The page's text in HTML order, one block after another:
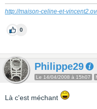
http://maison-celine-et-
0
Philippe29
Le 14/04/2008 à 15h07
Là c'est méchant